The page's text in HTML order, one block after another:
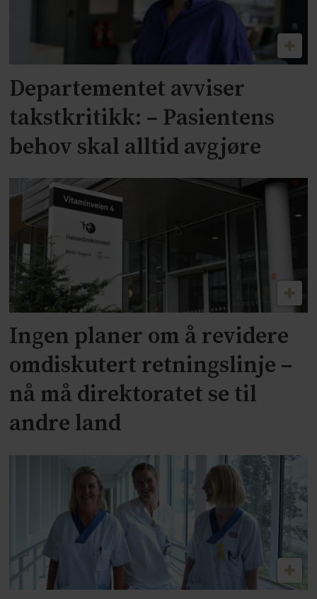
Departementet avviser
takstkritikk: – Pasientens
behov skal alltid avgjøre
Ingen planer om å revidere
omdiskutert retningslinje –
nå må direktoratet se til
andre land